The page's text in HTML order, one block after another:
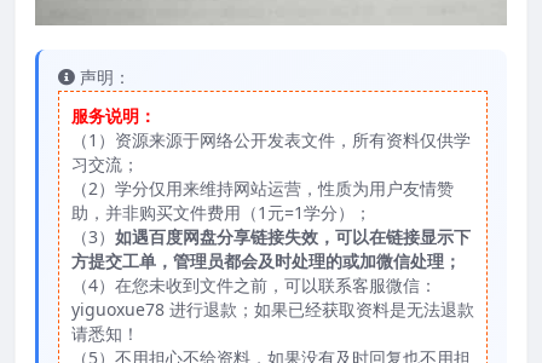
声明：
服务说明：
（1）资源来源于网络公开发表文件，所有资料仅供学
习交流；
（2）学分仅用来维持网站运营，性质为用户友情赞
助，并非购买文件费用（1元=1学分）；
（3） 如遇百度网盘分享链接失效，可以在链接显示下
方提交工单，管理员都会及时处理的或加微信处理；
（4）在您未收到文件之前，可以联系客服微信：
yiguoxue78 进行退款；如果已经获取资料是无法退款
请悉知！
（5）不用担心不给资料，如果没有及时回复也不用担